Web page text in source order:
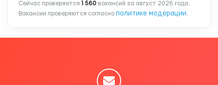
Сейчас проверяется 1 560 вакансий за август 2026 года.
Вакансии проверяются согласно политике модерации.